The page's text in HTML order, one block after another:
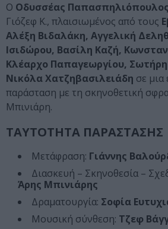
Ο Οδυσσέας Παπασπηλιόπουλος
Γιόζεφ Κ., πλαισιωμένος από τους
Αλέξη Βιδαλάκη, Αγγελική
Ισιδώρου, Βασίλη Καζή,
Κλέαρχο Παπαγεωργίου,
Νικόλα Χατζηβασιλειάδη σε μια
παράσταση με τη σκηνοθετική
Μπινιάρη.
ΤΑΥΤΟΤΗΤΑ ΠΑΡΑΣΤΑΣΗΣ
Μετάφραση: Γιάννης
Διασκευή – Σκηνοθεσία –
Άρης Μπινιάρης
Δραματουργία: Σοφία
Μουσική σύνθεση: Τζεφ